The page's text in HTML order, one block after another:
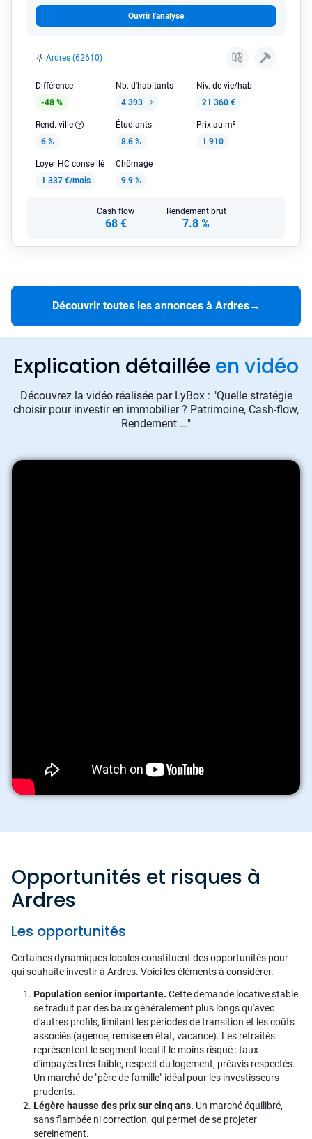
Ouvrir l'analyse
Ardres (62610)
Différence
-48 %
Nb. d'habitants
4 393
Niv. de vie/hab
21 360 €
Rend. ville
6 %
Étudiants
8.6 %
Prix au m²
1 910
Loyer HC conseillé
1 337 €/mois
Chômage
9.9 %
Cash flow
68 €
Rendement brut
7.8 %
Découvrir toutes les annonces à Ardres→
Explication détaillée en vidéo
Découvrez la vidéo réalisée par LyBox : "Quelle stratégie
choisir pour investir en immobilier ? Patrimoine, Cash-flow,
Rendement ..."
Opportunités et risques à
Ardres
Les opportunités
Certaines dynamiques locales constituent des opportunités pour
qui souhaite investir à Ardres. Voici les éléments à considérer.
Population senior importante. Cette demande locative stable
se traduit par des baux généralement plus longs qu'avec
d'autres profils, limitant les périodes de transition et les coûts
associés (agence, remise en état, vacance). Les retraités
représentent le segment locatif le moins risqué : taux
d'impayés très faible, respect du logement, préavis respectés.
Un marché de "père de famille" idéal pour les investisseurs
prudents.
Légère hausse des prix sur cinq ans. Un marché équilibré,
sans flambée ni correction, qui permet de se projeter
sereinement.